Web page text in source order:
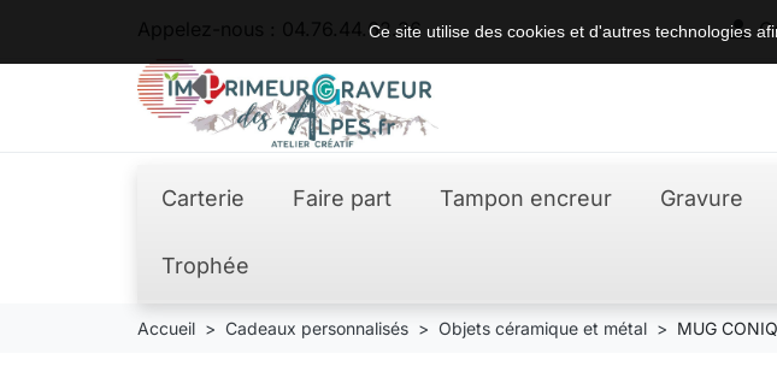
04.76.44.62.36 
Carterie Faire part Tampon encreur Gravure
Trophée
Accueil Cadeaux personnalisés Objets céramique et métal MUG
Ce site utilise des cookies et d'autres technologies